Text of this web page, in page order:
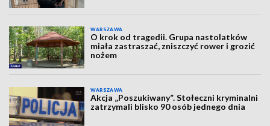
WARSZAWA
O krok od tragedii. Grupa nastolatków
miała zastraszać, zniszczyć rower i grozić
nożem
WARSZAWA
Akcja „Poszukiwany”. Stołeczni kryminalni
zatrzymali blisko 90 osób jednego dnia